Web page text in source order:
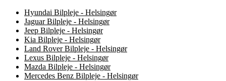
Hyundai Bilpleje - Helsingør
Jaguar Bilpleje - Helsingør
Jeep Bilpleje - Helsingør
Kia Bilpleje - Helsingør
Land Rover Bilpleje - Helsingør
Lexus Bilpleje - Helsingør
Mazda Bilpleje - Helsingør
Mercedes Benz Bilpleje - Helsingør